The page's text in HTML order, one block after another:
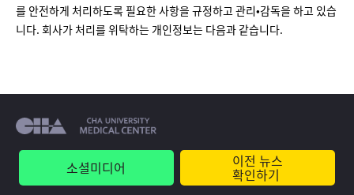
를 안전하게 처리하도록 필요한 사항을 규정하고 관리•감독을 하고 있습
니다. 회사가 처리를 위탁하는 개인정보는 다음과 같습니다.
소셜미디어 이전 뉴스
확인하기